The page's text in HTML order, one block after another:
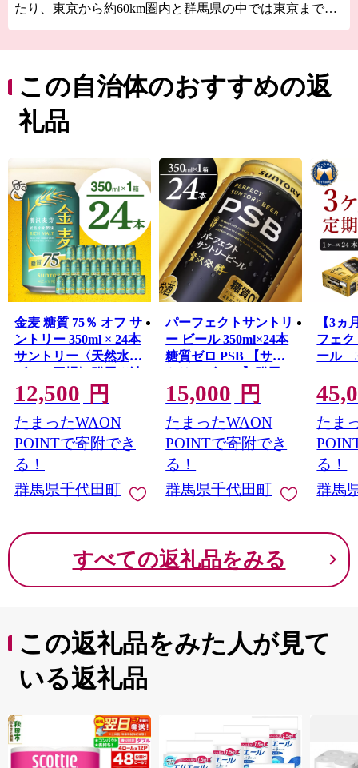
たり、東京から約60km圏内と群馬県の中では東京までの
川がもたらす豊かな水を利用した農業と2つの工業団地が
一体化して発展してきた町です。
この自治体のおすすめの返
礼品
金麦 糖質 75％ オフ サ
ントリー 350ml × 24本
サントリー〈天然水の
ビール工場〉群馬※沖
縄・離島地域へのお届
け不可
12,500 円
たまったWAON
POINTで寄附でき
る！
群馬県千代田町
パーフェクトサントリ
ー ビール 350ml×24本
糖質ゼロ PSB 【サン
トリービール】群馬
県 千代田町
15,000 円
たまったWAON
POINTで寄附でき
る！
群馬県千代田町
【3ヵ
フェ
ール
箱)
たま
る！
群馬
すべての返礼品をみる
この返礼品をみた人が見て
いる返礼品